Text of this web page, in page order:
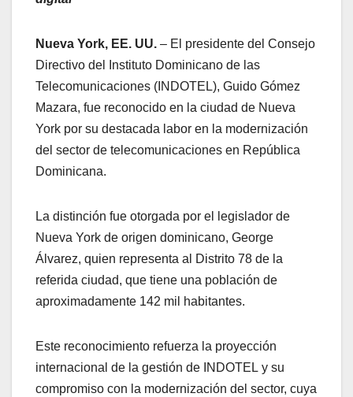
Nueva York, EE. UU. – El presidente del Consejo
Directivo del Instituto Dominicano de las
Telecomunicaciones (INDOTEL), Guido Gómez
Mazara, fue reconocido en la ciudad de Nueva
York por su destacada labor en la modernización
del sector de telecomunicaciones en República
Dominicana.
La distinción fue otorgada por el legislador de
Nueva York de origen dominicano, George
Álvarez, quien representa al Distrito 78 de la
referida ciudad, que tiene una población de
aproximadamente 142 mil habitantes.
Este reconocimiento refuerza la proyección
internacional de la gestión de INDOTEL y su
compromiso con la modernización del sector, cuya